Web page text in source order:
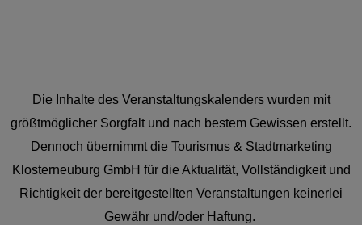
Die Inhalte des Veranstaltungskalenders wurden mit
größtmöglicher Sorgfalt und nach bestem Gewissen erstellt.
Dennoch übernimmt die Tourismus & Stadtmarketing
Klosterneuburg GmbH für die Aktualität, Vollständigkeit und
Richtigkeit der bereitgestellten Veranstaltungen keinerlei
Gewähr und/oder Haftung.